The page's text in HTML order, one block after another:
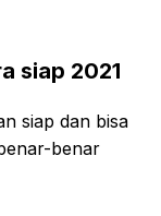
siap 2021
siap dan bisa
benar